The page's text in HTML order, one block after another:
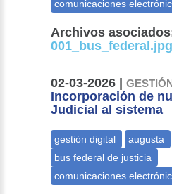
Archivos
001_bus_federal.jpg
02-03-2026 |
Incorporación de
Judicial al sistema